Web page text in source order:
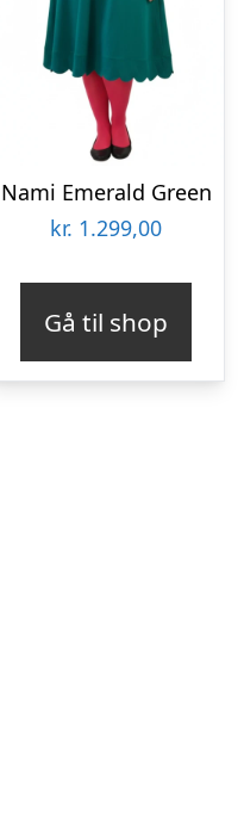
Nami Emerald Green
kr. 1.299,00
Gå til shop